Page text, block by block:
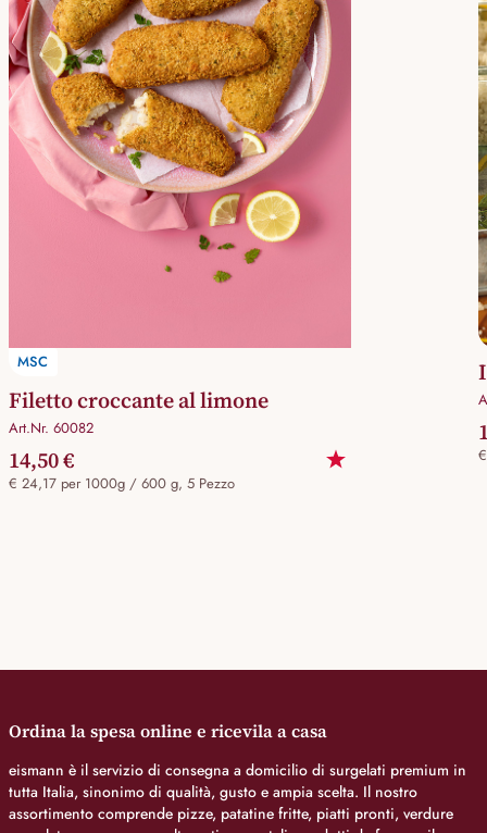
MSC
Filetto croccante al limone
Art.Nr. 60082
14,50 €
€ 24,17 per 1000g / 600 g, 5 Pezzo
Ordina la spesa online e ricevila a casa
eismann è il servizio di consegna a domicilio di surgelati premium in
tutta Italia, sinonimo di qualità, gusto e ampia scelta. Il nostro
assortimento comprende pizze, patatine fritte, piatti pronti, verdure